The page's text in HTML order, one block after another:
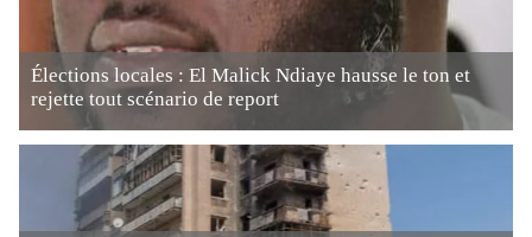
Élections locales : El Malick Ndiaye hausse le ton et
rejette tout scénario de report